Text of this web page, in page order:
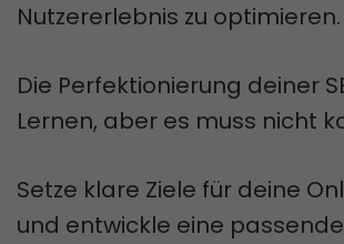
Nutzererlebnis zu optimieren.
Die Perfektionierung deiner
Lernen, aber es muss nicht
Setze klare Ziele für deine
und entwickle eine